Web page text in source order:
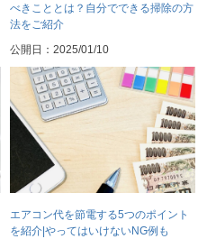
べきこととは？自分でできる掃除の方
法をご紹介
公開日：2025/01/10
エアコン代を節電する5つのポイント
を紹介|やってはいけないNG例も